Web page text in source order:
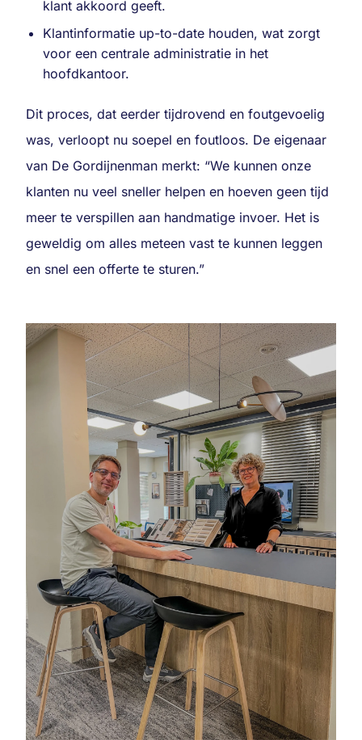
klant akkoord geeft.
Klantinformatie up-to-date houden, wat zorgt
voor een centrale administratie in het
hoofdkantoor.
Dit proces, dat eerder tijdrovend en foutgevoelig
was, verloopt nu soepel en foutloos. De eigenaar
van De Gordijnenman merkt: “We kunnen onze
klanten nu veel sneller helpen en hoeven geen tijd
meer te verspillen aan handmatige invoer. Het is
geweldig om alles meteen vast te kunnen leggen
en snel een offerte te sturen.”